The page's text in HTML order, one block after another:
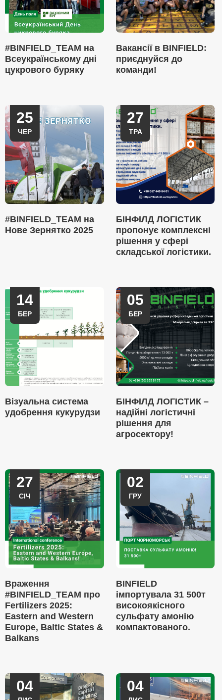
#BINFIELD_TEAM на
Всеукраїнському дні
цукрового буряку
Вакансії в BINFIELD:
приєднуйся до
команди!
25
ЧЕР
#BINFIELD_TEAM на
Нове Зернятко 2025
27
ТРА
БІНФІЛД ЛОГІСТИК
пропонує комплексні
рішення у сфері
складської логістики.
14
БЕР
Візуальна система
удобрення кукурудзи
05
БЕР
БІНФІЛД ЛОГІСТИК –
надійні логістичні
рішення для
агросектору!
27
СІЧ
Враження
#BINFIELD_TEAM про
Fertilizers 2025:
Eastern and Western
Europe, Baltic States &
Balkans
02
ГРУ
BINFIELD
імпортувала 31 500т
високоякісного
сульфату амонію
компактованого.
04 04